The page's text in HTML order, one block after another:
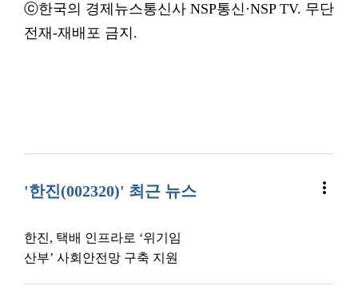
ⓒ한국의 경제뉴스통신사 NSP통신·NSP TV. 무단
전재-재배포 금지.
'한진(002320)' 최근 뉴스 more_vert
한진, 택배 인프라로 ‘위기임
산부’ 사회안전망 구축 지원